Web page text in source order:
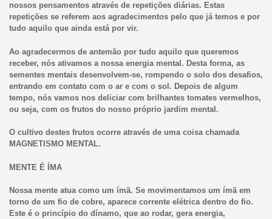
nossos pensamentos através de repetições diárias. Estas
repetições se referem aos agradecimentos pelo que já temos e por
tudo aquilo que ainda está por vir.
Ao agradecermos de antemão por tudo aquilo que queremos
receber, nós ativamos a nossa energia mental. Desta forma, as
sementes mentais desenvolvem-se, rompendo o solo dos desafios,
entrando em contato com o ar e com o sol. Depois de algum
tempo, nós vamos nos deliciar com brilhantes tomates vermelhos,
ou seja, com os frutos do nosso próprio jardim mental.
O cultivo destes frutos ocorre através de uma coisa chamada
MAGNETISMO MENTAL.
MENTE É ÍMA
Nossa mente atua como um ímã. Se movimentamos um ímã em
torno de um fio de cobre, aparece corrente elétrica dentro do fio.
Este é o princípio do dínamo, que ao rodar, gera energia,